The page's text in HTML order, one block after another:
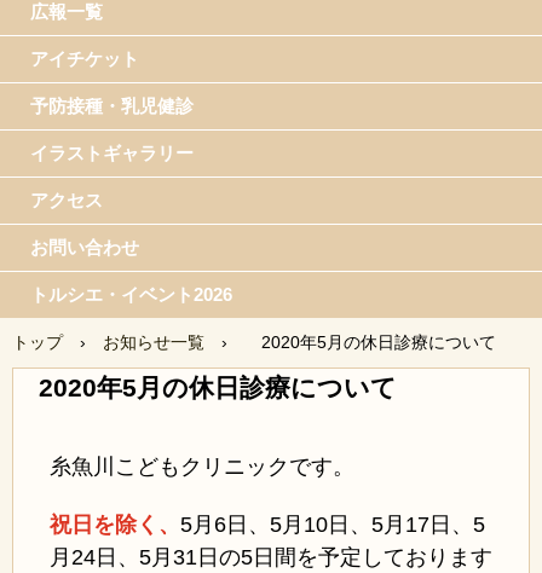
広報一覧
アイチケット
予防接種・乳児健診
イラストギャラリー
アクセス
お問い合わせ
トルシエ・イベント2026
トップ › お知らせ一覧 › 2020年5月の休日診療について
2020年5月の休日診療について
糸魚川こどもクリニックです。
祝日を除く、 5月6日、5月10日、5月17日、5
月24日、5月31日の5日間を予定しております